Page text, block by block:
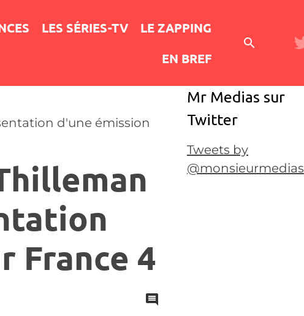
LES SÉRIES-TV
LE ZAPPING
EN BREF
d'une émission
France 4
Mr Medias sur
Twitter
Tweets by
@monsieurmedias